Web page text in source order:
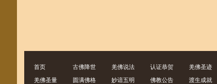
首页 古佛降世 羌佛说法 认证恭贺
羌佛圣迹
羌佛圣量
圆满佛格 妙谙五明 佛教公告
渡生成就